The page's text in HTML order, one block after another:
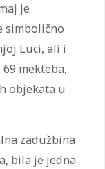
je
simbolično
Luci, ali i
mekteba,
objekata u
zadužbina
bila je jedna